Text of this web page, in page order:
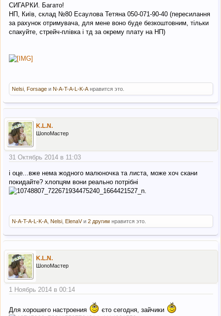
СИГАРКИ. Багато!
НП, Київ, склад №80 Есаулова Тетяна 050-071-90-40 (пересилання
за рахунок отримувача, для мене воно буде безкоштовним, тільки
спакуйте, стрейч-плівка і тд за окрему плату на НП)
Nelsi Forsage и N-A-T-A-L-K-A нравится это.
K.L.N.
ШопоМастер
31 Октябрь 2014 в 11:03
і оце...вже нема жодного малюночка та листа, може хоч скани
покидайте? хлопцям вони реально потрібні
N-A-T-A-L-K-A Nelsi ElenaVи 2 другим нравится это.
K.L.N.
ШопоМастер
1 Ноябрь 2014 в 00:14
Для хорошего настроения єто сегодня, зайчики